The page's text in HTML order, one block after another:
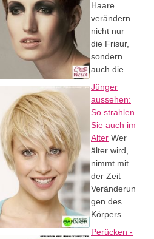
Haare
verändern
nicht nur
die Frisur,
sondern
auch die…
Jünger
aussehen:
So strahlen
Sie auch im
Alter Wer
älter wird,
nimmt mit
der Zeit
Veränderun
gen des
Körpers…
Perücken -